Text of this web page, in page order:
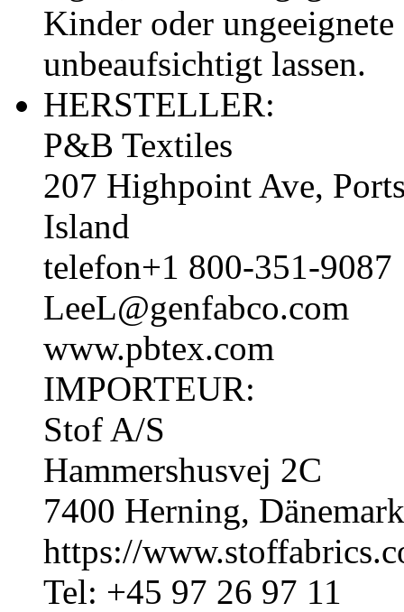
Kinder oder
unbeaufsichtigt lassen.
HERSTELLER:
P&B Textiles
207 Highpoint Ave,
Island
telefon+1 800-351-9087
LeeL@genfabco.com
www.pbtex.com
IMPORTEUR:
Stof A/S
Hammershusvej 2C
7400 Herning, Dänemark
https://
Tel: +45 97 26 97 11